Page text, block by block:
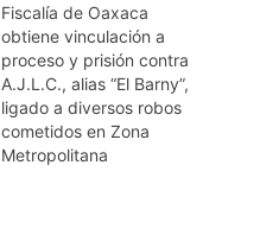
Fiscalía de Oaxaca
obtiene vinculación a
proceso y prisión contra
A.J.L.C., alias “El Barny”,
ligado a diversos robos
cometidos en Zona
Metropolitana